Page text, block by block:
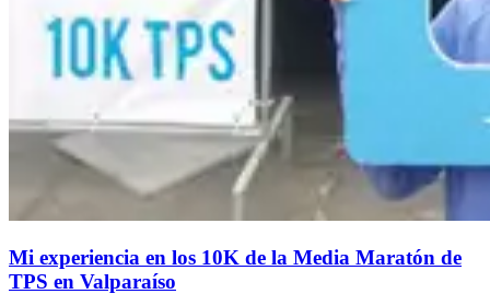
Mi experiencia en los 10K de la Media Maratón de
TPS en Valparaíso